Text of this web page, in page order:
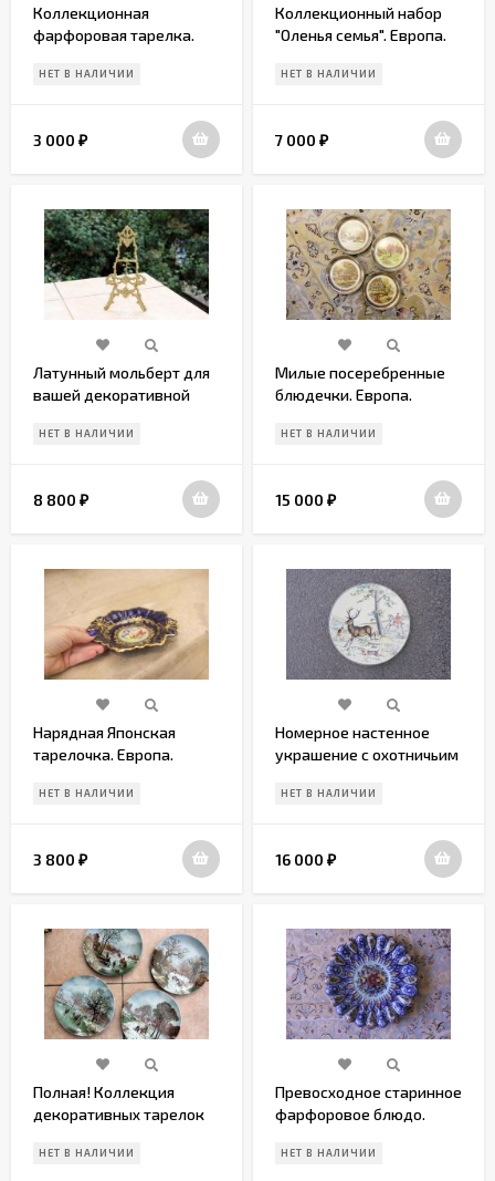
Коллекционная
фарфоровая тарелка.
НЕТ В НАЛИЧИИ
3 000 ₽
Коллекционный набор
"Оленья семья". Европа.
НЕТ В НАЛИЧИИ
7 000 ₽
Латунный мольберт для
вашей декоративной
НЕТ В НАЛИЧИИ
8 800 ₽
Милые посеребренные
блюдечки. Европа.
НЕТ В НАЛИЧИИ
15 000 ₽
Нарядная Японская
тарелочка. Европа.
НЕТ В НАЛИЧИИ
3 800 ₽
Номерное настенное
украшение с охотничьим
НЕТ В НАЛИЧИИ
16 000 ₽
Полная! Коллекция
декоративных тарелок
НЕТ В НАЛИЧИИ
Превосходное старинное
фарфоровое блюдо.
века
НЕТ В НАЛИЧИИ